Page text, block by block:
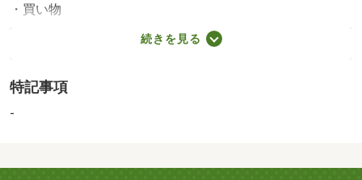
・買い物
ドラッグストア（8,757m）
公簿売買・現況有姿・契約不適合責任（瑕疵担保責任）免
責・境界非明示でのお引き渡しとさせていただきます。
年数は調査中です。 ［管理費等］建物管理費６０ ０
続きを見る
特記事項
-